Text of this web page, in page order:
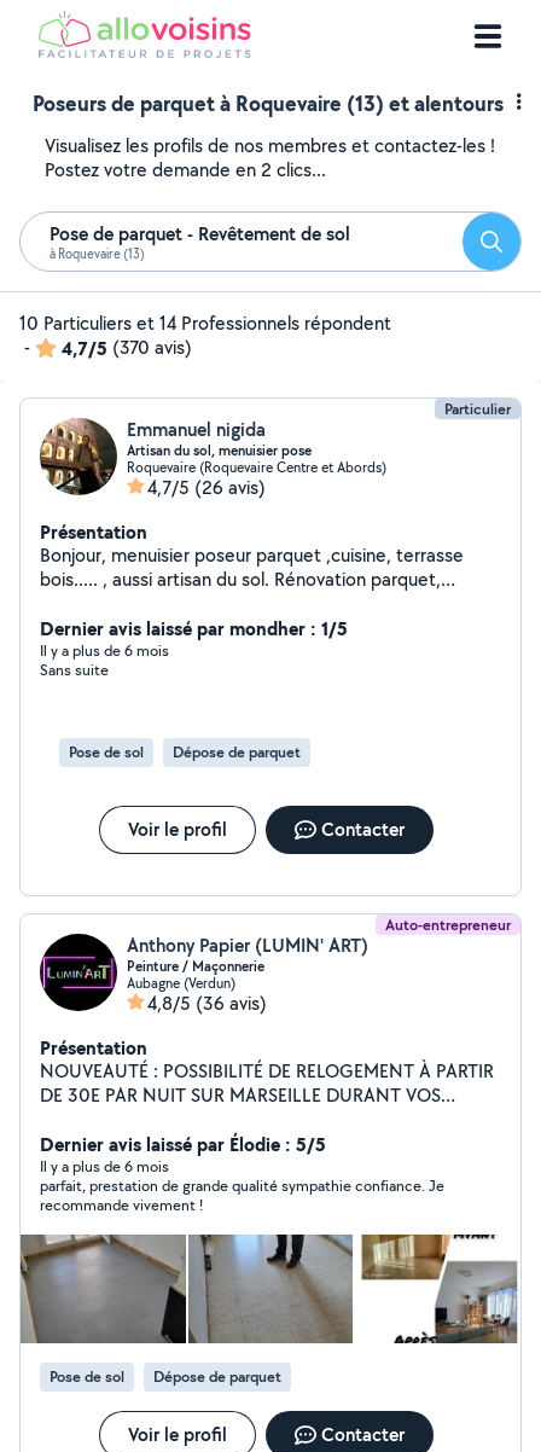
Poseurs de parquet à Roquevaire (13) et alentours
Visualisez les profils de nos membres et contactez-les !
Postez votre demande en 2 clics...
Pose de parquet - Revêtement de sol
à Roquevaire (13)
10 Particuliers et 14 Professionnels répondent
-
4,7/5 (370 avis)
Particulier
Emmanuel nigida
Artisan du sol, menuisier pose
Roquevaire (Roquevaire Centre et Abords)
4,7/5 (26 avis)
Présentation
Bonjour, menuisier poseur parquet ,cuisine, terrasse
bois..... , aussi artisan du sol. Rénovation parquet,
Dernier avis laissé par mondher : 1/5
Il y a plus de 6 mois
Sans suite
Pose de sol Dépose de parquet
Voir le profil Contacter
Auto-entrepreneur
Anthony Papier (LUMIN' ART)
Peinture / Maçonnerie
Aubagne (Verdun)
4,8/5 (36 avis)
Présentation
NOUVEAUTÉ : POSSIBILITÉ DE RELOGEMENT À PARTIR
DE 30E PAR NUIT SUR MARSEILLE DURANT VOS
200 COMMENTAIRES) PLUS D'INFOS EN PV. Bonjour je
m'appelle Anthony, je suis auto entrepreneur depuis plus
de 5ans spécialisé dans la peinture (peintre de métier.)
néanmoins je peux me charger également de tous vos
travaux de second oeuvre ( plâtrerie, depose de sol,
etc...) Je me ferais un plaisir de répondre à vos besoins
avec rapidité et efficacité. Je propose également la
création de meubles sur mesures ainsi que des
créations originales lumineuses (meuble tv, plafond
étoilé..) Pour toutes questions n'hésitez pas à me
contacter.
Dernier avis laissé par Élodie : 5/5
Il y a plus de 6 mois
parfait, prestation de grande qualité sympathie confiance. Je
recommande vivement !
Pose de sol Dépose de parquet
Voir le profil Contacter